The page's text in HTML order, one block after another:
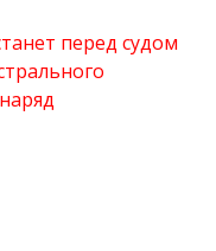
перед судом